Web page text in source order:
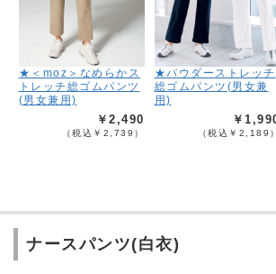
★＜moz＞なめらかス
トレッチ総ゴムパンツ
(男女兼用)
￥2,490
（税込￥2,739）
★パウダーストレッチ
総ゴムパンツ(男女兼
用)
￥
（税込￥2,189）
ナースパンツ(白衣)